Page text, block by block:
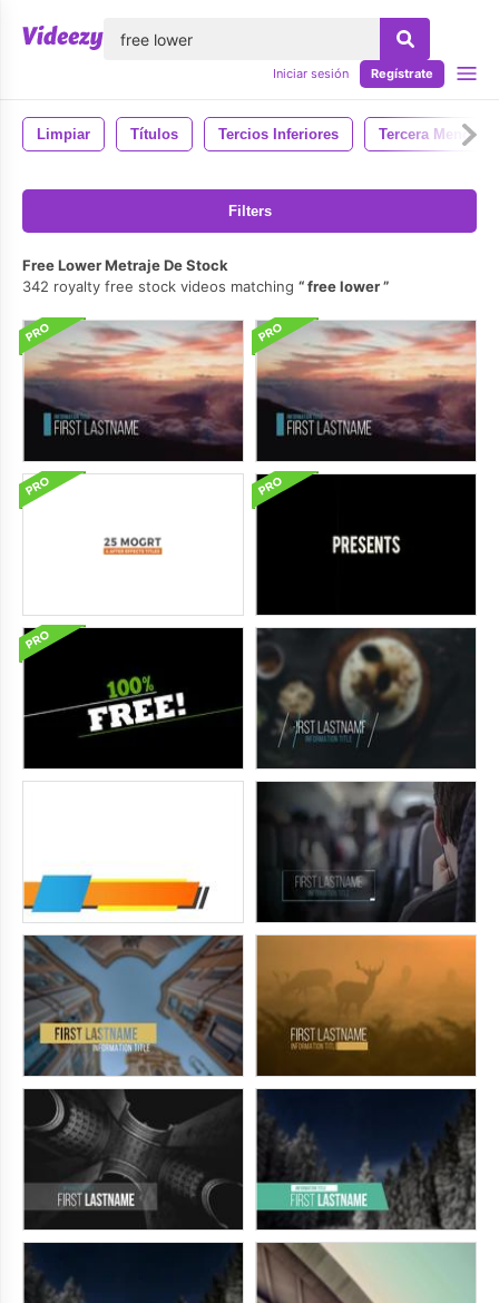
Iniciar sesión Regístrate
Limpiar Títulos Tercios Inferiores Tercera Menor
Filters
Free Lower Metraje De Stock
342 royalty free stock videos matching
free lower